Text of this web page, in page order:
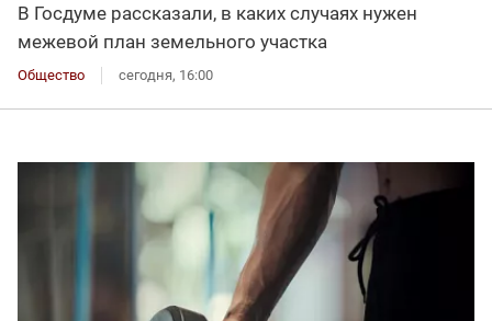
В Госдуме рассказали, в каких случаях нужен
межевой план земельного участка
Общество сегодня, 16:00